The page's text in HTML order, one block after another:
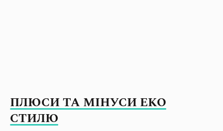
ПЛЮСИ ТА МІНУСИ ЕКО
СТИЛЮ